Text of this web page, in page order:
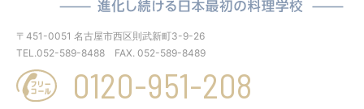
〒451-0051 名古屋市西区則武新町3-9-26
TEL .052-589-8488 FAX. 052-589-8489
0120-951-208